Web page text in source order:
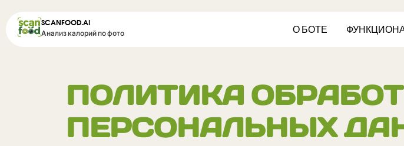
SCANFOOD.AI
Анализ калорий по фото О БОТЕ
ПОЛИТИКА
ПЕРСОНАЛЬНЫХ